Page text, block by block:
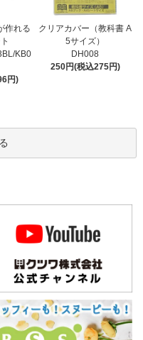
作れる
KB0
円)
クリアカバー（教科書 A
5サイズ）
DH008
250円(税込275円)